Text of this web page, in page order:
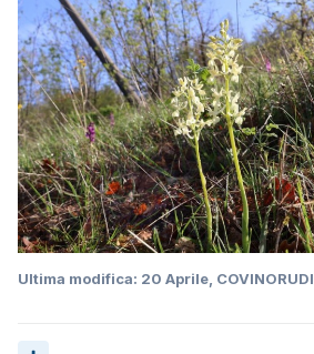
Ultima modifica: 20 Aprile, COVINORUDI